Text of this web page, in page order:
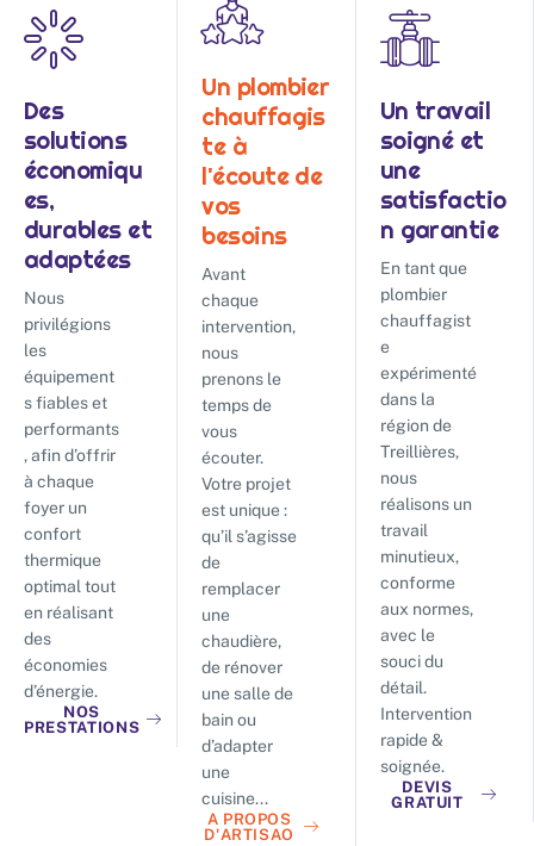
Des
solutions
économiqu
es,
durables et
adaptées
Nous
privilégions
les
équipement
s fiables et
performants
, afin d’offrir
à chaque
foyer un
confort
thermique
optimal tout
en réalisant
des
économies
d’énergie.
NOS
PRESTATIONS
Un plombier
chauffagis
te à
l'écoute de
vos
besoins
Avant
chaque
intervention,
nous
prenons le
temps de
vous
écouter.
Votre projet
est unique :
qu’il s’agisse
de
remplacer
une
chaudière,
de rénover
une salle de
bain ou
d’adapter
une
cuisine...
A PROPOS
D'ARTISAO
Un travail
soigné et
une
satisfactio
n garantie
En tant que
plombier
chauffagist
e
expérimenté
dans la
région de
Treillières,
nous
réalisons un
travail
minutieux,
conforme
aux normes,
avec le
souci du
détail.
Intervention
rapide &
soignée.
DEVIS
GRATUIT